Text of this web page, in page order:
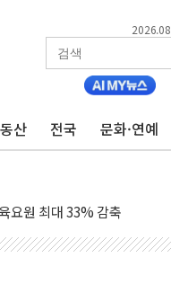
산 전국 문화·연예
전달
폭 감소한 9.4%↓…유통업계
비아 대통령 취임식 참석